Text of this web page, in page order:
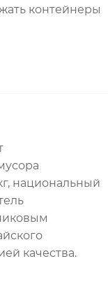
контейнеры
национальный
качества.